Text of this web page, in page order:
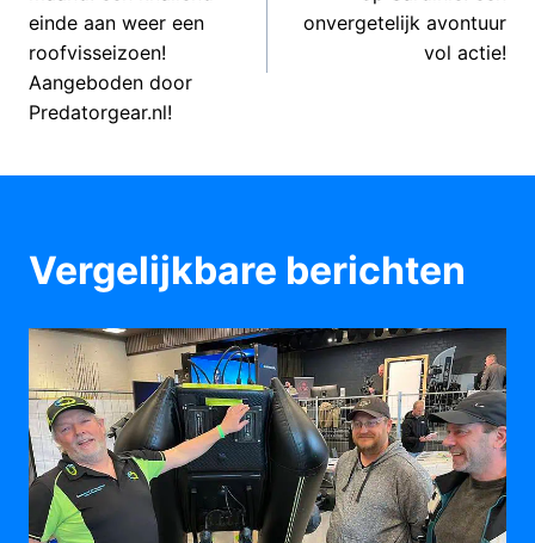
einde aan weer een
roofvisseizoen!
Aangeboden door
Predatorgear.nl!
onvergetelijk avontuur
vol actie!
Vergelijkbare berichten